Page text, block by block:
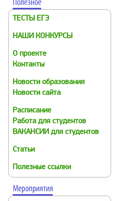
ТЕСТЫ ЕГЭ
НАШИ КОНКУРСЫ
О проекте
Контакты
Новости образования
Новости сайта
Расписание
Работа для студентов
ВАКАНСИИ для студентов
Статьи
Полезные ссылки